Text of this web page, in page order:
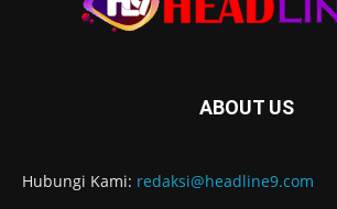
ABOUT US
Hubungi Kami: redaksi@headline9.com